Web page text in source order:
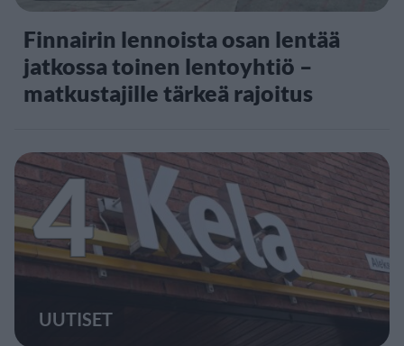
Finnairin lennoista osan lentää
jatkossa toinen lentoyhtiö –
matkustajille tärkeä rajoitus
4
UUTISET